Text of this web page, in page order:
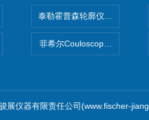
泰勒霍普森轮廓仪|TAYLOR
菲希尔Couloscope CMS2电
展仪器有限责任公司(www.fischer-